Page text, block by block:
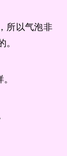
所以气泡非